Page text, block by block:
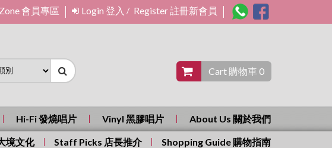
會員專區 Login 登入 / Register 註冊新會員
Cart 購物車 0
Hi-Fi 發燒唱片 Vinyl 黑膠唱片 About Us 關於我們
境文化 Staff Picks 店長推介 Shopping Guide 購物指南